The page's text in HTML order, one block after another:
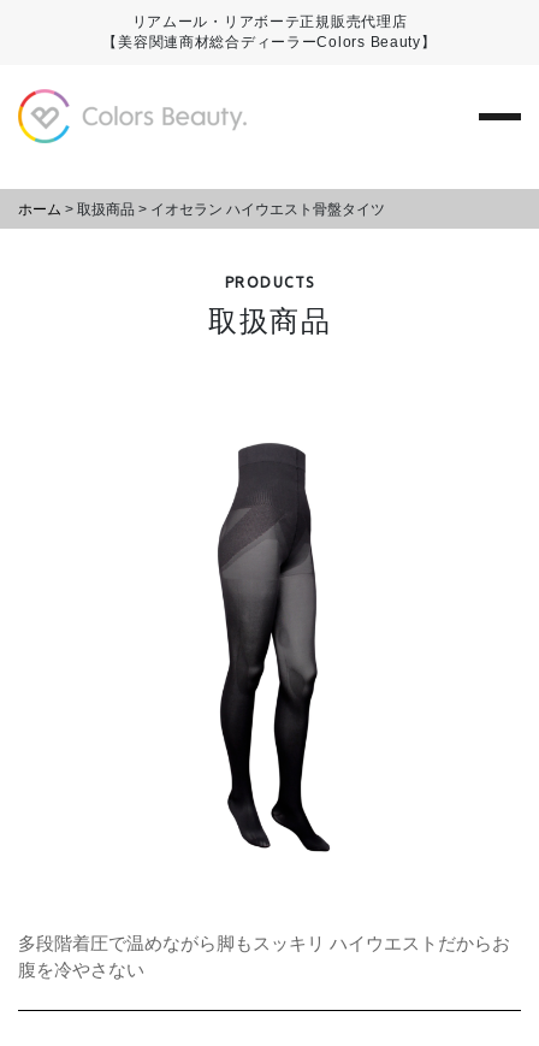
リアムール・リアボーテ正規販売代理店
【美容関連商材総合ディーラーColors Beauty】
ホーム > 取扱商品 > イオセラン ハイウエスト骨盤タイツ
PRODUCTS
取扱商品
多段階着圧で温めながら脚もスッキリ ハイウエストだからお
腹を冷やさない